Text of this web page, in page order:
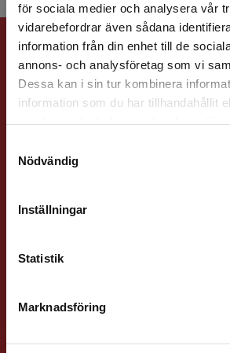
för sociala medier och analysera vår
vidarebefordrar även sådana
information från din enhet till de
annons- och analysföretag som vi
Dessa kan i sin tur kombinera
information som du har tillhandahållit
Nödvändig
Inställningar
Statistik
Marknadsföring
Begränsad
Det verkar som att du besöker
studentlitteratur.se via en enhet
Vi erbjuder inte leveranser
att kunna slutföra ett köp måste